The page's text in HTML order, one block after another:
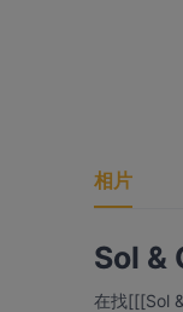
相片
Sol &
在找[[[Sol